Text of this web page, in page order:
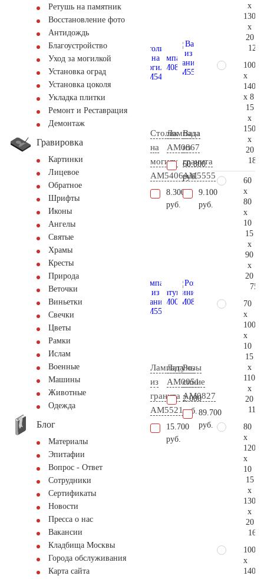
Ретушь на памятник
Восстановление фото
Антидождь
Благоустройство
Уход за могилкой
Установка оград
Установка цоколя
Укладка плитки
Ремонт и Реставрация
Демонтаж
Гравировка
Картинки
Лицевое
Обратное
Шрифты
Иконы
Ангелы
Святые
Храмы
Кресты
Природа
Веточки
Виньетки
Свечки
Цветы
Рамки
Ислам
Военные
Машины
Животные
Одежда
Блог
Материалы
Эпитафии
Вопрос - Ответ
Сотрудники
Сертификаты
Новости
Пресса о нас
Вакансии
Кладбища Москвы
Города обслуживания
Карта сайта
Столик
на
могилу
AM5406
8.300
руб.
Лампада
AM0867
60.800
руб.
Ваза
из
гранита
AM5555
9.100
руб.
Лампада
из
гранита
AM5521
15.700
руб.
Латунь
AM0051
2.000
руб.
Розы
синие
AM0827
89.700
руб.
x
130
x
20
100
x
140
x 8
15
x
150
x
20
60
x
80
x
10
15
x
90
x
20
70
x
100
x
10
15
x
110
x
20
80
x
120
x
10
15
x
130
x
20
100
x
140